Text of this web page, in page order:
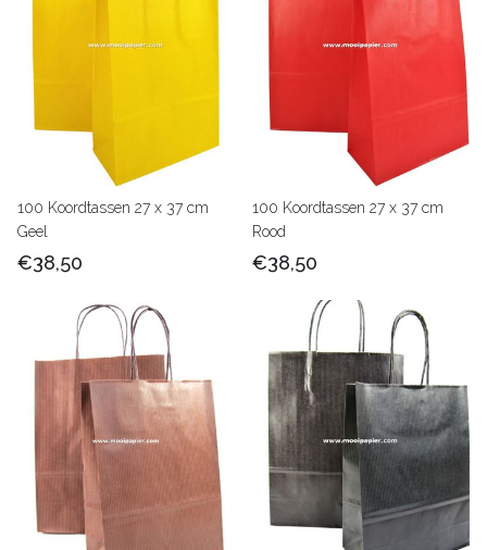
100 Koordtassen 27 x 37 cm
Geel
€38,50
100 Koordtassen 27 x 37 cm
Rood
€38,50